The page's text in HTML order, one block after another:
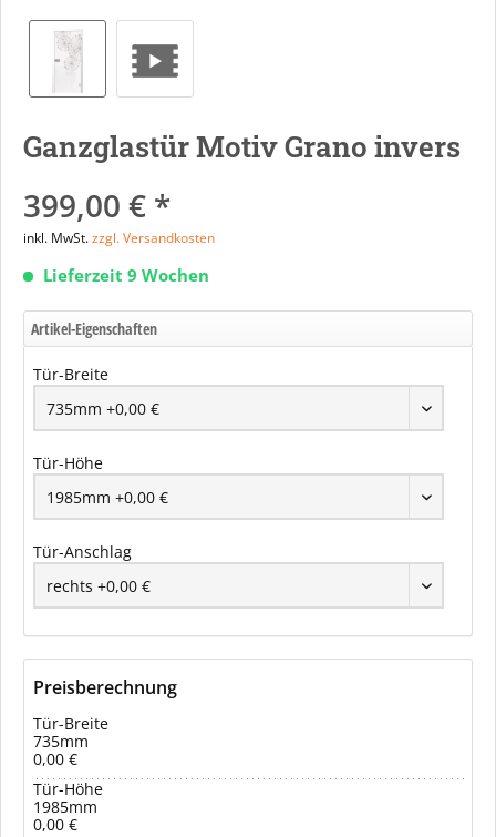
Ganzglastür Motiv Grano invers
399,00 € *
inkl. MwSt.zzgl. Versandkosten
Lieferzeit 9 Wochen
Artikel-Eigenschaften
Tür-Breite
Tür-Höhe
Tür-Anschlag
Preisberechnung
Tür-Breite
735mm
0,00 €
Tür-Höhe
1985mm
0,00 €